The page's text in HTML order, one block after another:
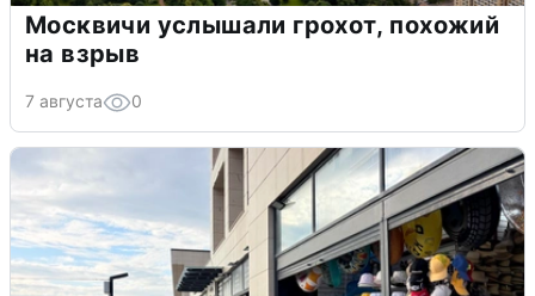
Москвичи услышали грохот, похожий
на взрыв
7 августа 0